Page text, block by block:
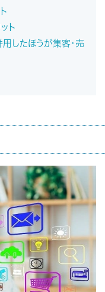
ト
したほうが集客・売